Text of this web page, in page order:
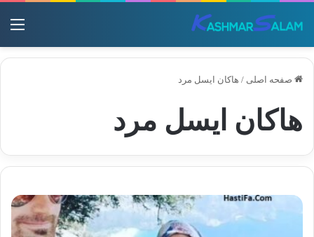
صفحه اصلی / هاکان ایسل مرد
هاکان ایسل مرد